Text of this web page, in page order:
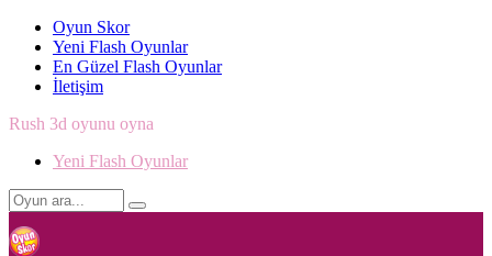
Oyun Skor
Yeni Flash Oyunlar
En Güzel Flash Oyunlar
İletişim
Rush 3d oyunu oyna
Yeni Flash Oyunlar